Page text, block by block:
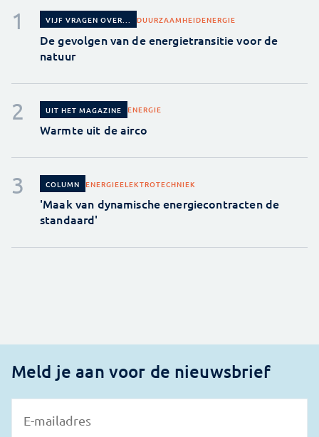
VIJF VRAGEN OVER... DUURZAAMHEIDENERGIE
De gevolgen van de energietransitie voor de
natuur
UIT HET MAGAZINE ENERGIE
Warmte uit de airco
COLUMN ENERGIEELEKTROTECHNIEK
'Maak van dynamische energiecontracten de
standaard'
Meld je aan voor de nieuwsbrief